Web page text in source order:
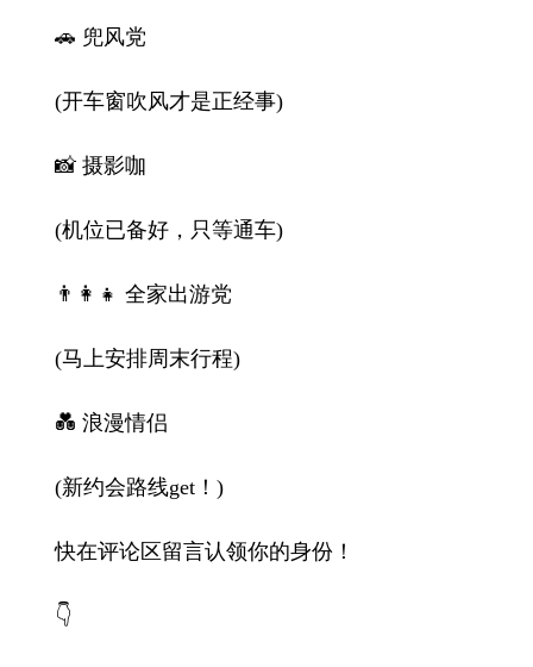
🚗 兜风党
(开车窗吹风才是正经事)
📸 摄影咖
(机位已备好，只等通车)
👨‍👩‍👧 全家出游党
(马上安排周末行程)
💑 浪漫情侣
(新约会路线get！)
快在评论区留言认领你的身份！
👇